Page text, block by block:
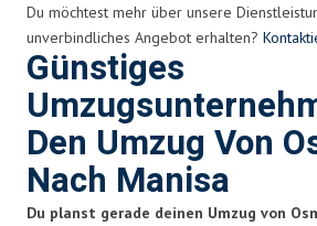
Du möchtest mehr über unsere
unverbindliches Angebot erhalten?
Günstiges
Den Umzug Von
Nach Manisa
Du planst gerade deinen Umzug von